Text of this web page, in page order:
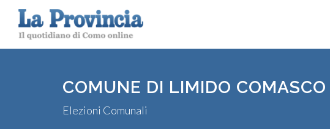
COMUNE DI LIMIDO COMASCO
Elezioni Comunali